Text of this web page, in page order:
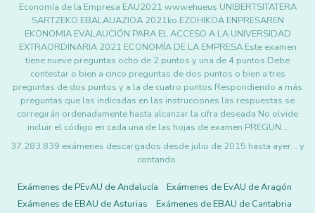
Economía de la Empresa EAU2021 wwwehueus UNIBERTSITATERA
SARTZEKO EBALAUAZIOA 2021ko EZOHIKOA ENPRESAREN
EKONOMIA EVALAUCIÓN PARA EL ACCESO A LA UNIVERSIDAD
EXTRAORDINARIA 2021 ECONOMÍA DE LA EMPRESA Este examen
tiene nueve preguntas ocho de 2 puntos y una de 4 puntos Debe
contestar o bien a cinco preguntas de dos puntos o bien a tres
preguntas de dos puntos y a la de cuatro puntos Respondiendo a más
preguntas que las indicadas en las instrucciones las respuestas se
corregirán ordenadamente hasta alcanzar la cifra deseada No olvide
incluir el código en cada una de las hojas de examen PREGUN…
37.283.839 exámenes descargados desde julio de 2015 hasta ayer... y
contando.
Exámenes de PEvAU de Andalucía
Exámenes de EvAU de Aragón
Exámenes de EBAU de Asturias
Exámenes de EBAU de Cantabria